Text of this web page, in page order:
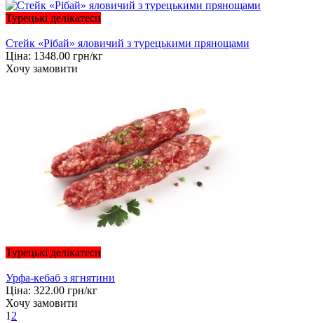
Турецькі делікатеси
Стейк «Рібай» яловичий з турецькими прянощами
Ціна: 1348.00 грн/кг
Хочу замовити
Турецькі делікатеси
Урфа-кебаб з ягнятини
Ціна: 322.00 грн/кг
Хочу замовити
1 2